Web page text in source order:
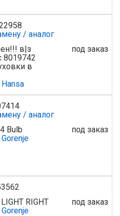
/ аналог
в|з
8019742
в
Hansa
под заказ
/ аналог
Bulb
Gorenje
под заказ
RIGHT
Gorenje
под заказ